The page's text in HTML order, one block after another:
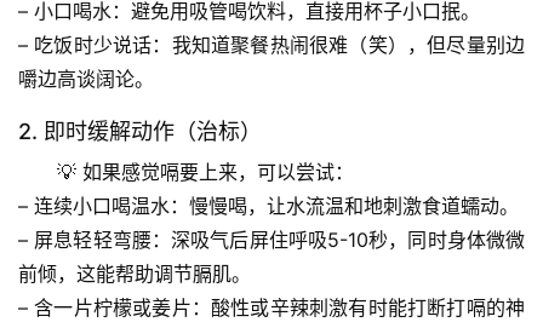
专
题
表
自
然
万
物
– 小口喝水：避免用吸管喝饮料，直接用杯子小口抿。
– 吃饭时少说话：我知道聚餐热闹很难（笑），但尽量别边
嚼边高谈阔论。
2. 即时缓解动作（治标）
💡 如果感觉嗝要上来，可以尝试：
– 连续小口喝温水：慢慢喝，让水流温和地刺激食道蠕动。
– 屏息轻轻弯腰 ：深吸气后屏住呼吸5-10秒，同时身体微微
前倾，这能帮助调节膈肌。
– 含一片柠檬或姜片 ：酸性或辛辣刺激有时能打断打嗝的神